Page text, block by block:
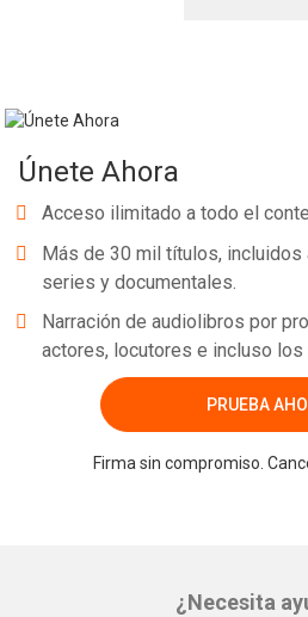
Únete Ahora
Acceso ilimitado a todo el
Más de 30 mil títulos,
series y documentales.
Narración de audiolibros por
actores, locutores e incluso
PRUEBA
Firma sin compromiso.
¿Necesita